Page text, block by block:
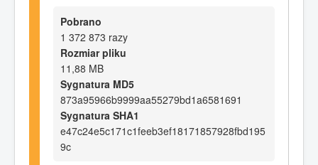
Pobrano
1 372 873 razy
Rozmiar pliku
11,88 MB
Sygnatura MD5
873a95966b9999aa55279bd1a6581691
Sygnatura SHA1
e47c24e5c171c1feeb3ef18171857928fbd195
9c